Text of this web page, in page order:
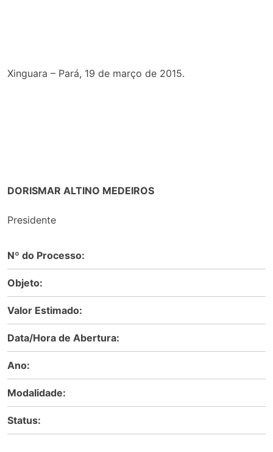
Xinguara – Pará, 19 de março de 2015.
DORISMAR ALTINO MEDEIROS
Presidente
Nº do Processo:
Objeto:
Valor Estimado:
Data/Hora de Abertura:
Ano:
Modalidade:
Status: